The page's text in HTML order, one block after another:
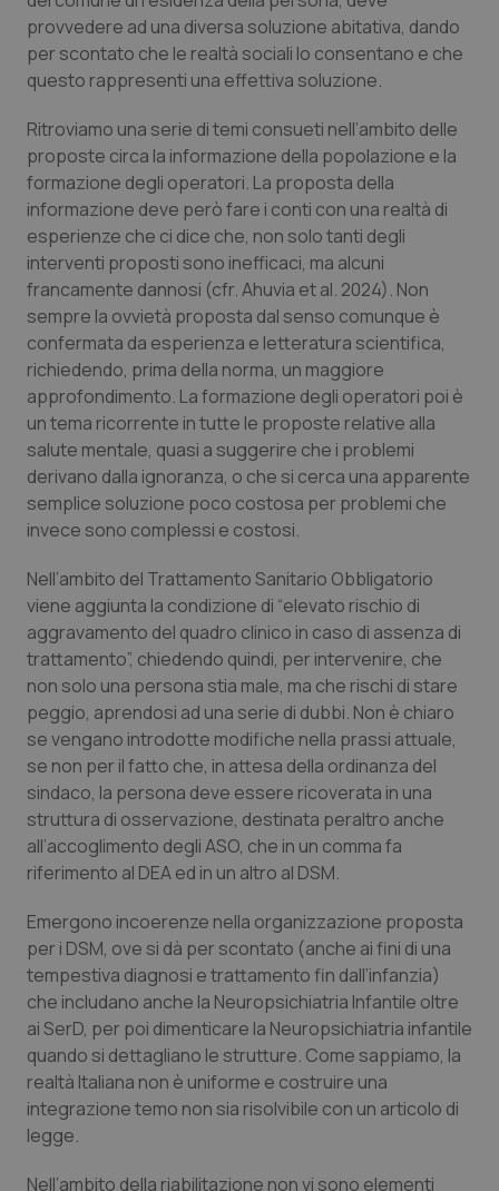
Quotidiano Oncologia
Rene & patologie urogenitali
Salute orale & impianti
Sangue & coagulazione
Tiroide
Tumore al seno
Tumore ovarico
Tumori del Polmone & Testa Collo
Tumori gastrointestinali
Ulcera & Reflusso
Vaccini
provvedere ad una diversa soluzione abitativa, dando
per scontato che le realtà sociali lo consentano e che
questo rappresenti una effettiva soluzione.
Ritroviamo una serie di temi consueti nell’ambito delle
proposte circa la informazione della popolazione e la
formazione degli operatori. La proposta della
informazione deve però fare i conti con una realtà di
esperienze che ci dice che, non solo tanti degli
interventi proposti sono inefficaci, ma alcuni
francamente dannosi (cfr. Ahuvia et al. 2024). Non
sempre la ovvietà proposta dal senso comunque è
confermata da esperienza e letteratura scientifica,
richiedendo, prima della norma, un maggiore
approfondimento. La formazione degli operatori poi è
un tema ricorrente in tutte le proposte relative alla
salute mentale, quasi a suggerire che i problemi
derivano dalla ignoranza, o che si cerca una apparente
semplice soluzione poco costosa per problemi che
invece sono complessi e costosi.
Nell’ambito del Trattamento Sanitario Obbligatorio
viene aggiunta la condizione di “elevato rischio di
aggravamento del quadro clinico in caso di assenza di
trattamento”, chiedendo quindi, per intervenire, che
non solo una persona stia male, ma che rischi di stare
peggio, aprendosi ad una serie di dubbi. Non è chiaro
se vengano introdotte modifiche nella prassi attuale,
se non per il fatto che, in attesa della ordinanza del
sindaco, la persona deve essere ricoverata in una
struttura di osservazione, destinata peraltro anche
all’accoglimento degli ASO, che in un comma fa
riferimento al DEA ed in un altro al DSM.
Emergono incoerenze nella organizzazione proposta
per i DSM, ove si dà per scontato (anche ai fini di una
tempestiva diagnosi e trattamento fin dall’infanzia)
che includano anche la Neuropsichiatria Infantile oltre
ai SerD, per poi dimenticare la Neuropsichiatria infantile
quando si dettagliano le strutture. Come sappiamo, la
realtà Italiana non è uniforme e costruire una
integrazione temo non sia risolvibile con un articolo di
legge.
Nell’ambito della riabilitazione non vi sono elementi